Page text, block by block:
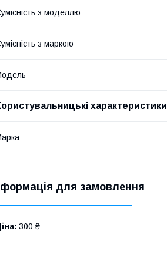
з моделлю
з маркою
характеристики
для замовлення
300 ₴